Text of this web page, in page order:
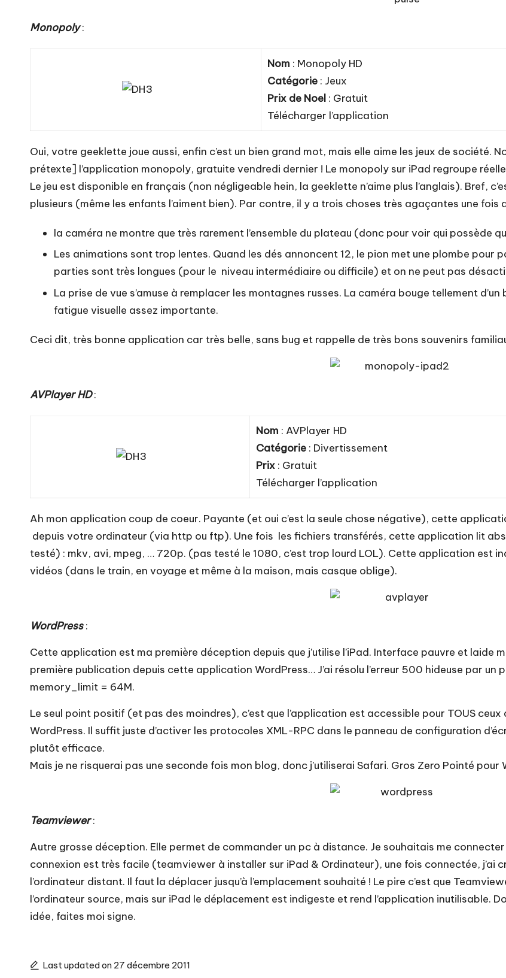
Monopoly:
Nom : Monopoly HD
Catégorie : Jeux
Prix de Noel : Gratuit
Télécharger l’application
Oui, votre geeklette joue aussi, enfin c’est un bien grand mot, mais elle aime les jeux de société.
prétexte] l’application monopoly, gratuite vendredi dernier ! Le monopoly sur iPad regroupe
Le jeu est disponible en français (non négligeable hein, la geeklette n’aime plus l’anglais). Bref,
plusieurs (même les enfants l’aiment bien). Par contre, il y a trois choses très agaçantes une fois
la caméra ne montre que très rarement l’ensemble du plateau (donc pour voir qui possède
Les animations sont trop lentes. Quand les dés annoncent 12, le pion met une plombe pour
parties sont très longues (pour le niveau intermédiaire ou difficile) et on ne peut pas
La prise de vue s’amuse à remplacer les montagnes russes. La caméra bouge tellement
fatigue visuelle assez importante.
Ceci dit, très bonne application car très belle, sans bug et rappelle de très bons souvenirs
AVPlayer HD:
Nom : AVPlayer HD
Catégorie : Divertissement
Prix : Gratuit
Télécharger l’application
Ah mon application coup de coeur. Payante (et oui c’est la seule chose négative), cette
depuis votre ordinateur (via http ou ftp). Une fois les fichiers transférés, cette application lit
testé) : mkv, avi, mpeg, … 720p. (pas testé le 1080, c’est trop lourd LOL). Cette application est
vidéos (dans le train, en voyage et même à la maison, mais casque oblige).
WordPress:
Cette application est ma première déception depuis que j’utilise l’iPad. Interface pauvre et laide
première publication depuis cette application WordPress… J’ai résolu l’erreur 500 hideuse par
memory_limit = 64M.
Le seul point positif (et pas des moindres), c’est que l’application est accessible pour TOUS
WordPress. Il suffit juste d’activer les protocoles XML-RPC dans le panneau de configuration
plutôt efficace.
Mais je ne risquerai pas une seconde fois mon blog, donc j’utiliserai Safari. Gros Zero Pointé pour
Teamviewer:
Autre grosse déception. Elle permet de commander un pc à distance. Je souhaitais me
connexion est très facile (teamviewer à installer sur iPad & Ordinateur), une fois connectée, j’ai
l’ordinateur distant. Il faut la déplacer jusqu’à l’emplacement souhaité ! Le pire c’est que
l’ordinateur source, mais sur iPad le déplacement est indigeste et rend l’application inutilisable.
idée, faites moi signe.
Last updated on 27 décembre 2011